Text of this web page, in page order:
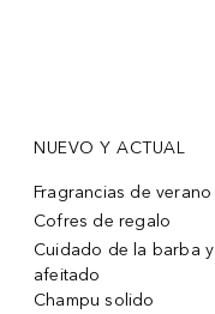
NUEVO Y ACTUAL
Fragrancias de verano
Cofres de regalo
Cuidado de la barba y
afeitado
Champu solido